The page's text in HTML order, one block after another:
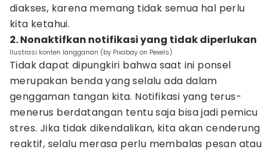
diakses, karena memang tidak semua hal perlu
kita ketahui.
2. Nonaktifkan notifikasi yang tidak diperlukan
Ilustrasi konten langganan (by Pixabay on Pexels)
Tidak dapat dipungkiri bahwa saat ini ponsel
merupakan benda yang selalu ada dalam
genggaman tangan kita. Notifikasi yang terus-
menerus berdatangan tentu saja bisa jadi pemicu
stres. Jika tidak dikendalikan, kita akan cenderung
reaktif, selalu merasa perlu membalas pesan atau